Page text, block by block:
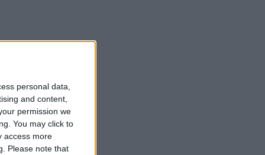
personal data,
and content,
permission we
You may click to
access more
Please note that